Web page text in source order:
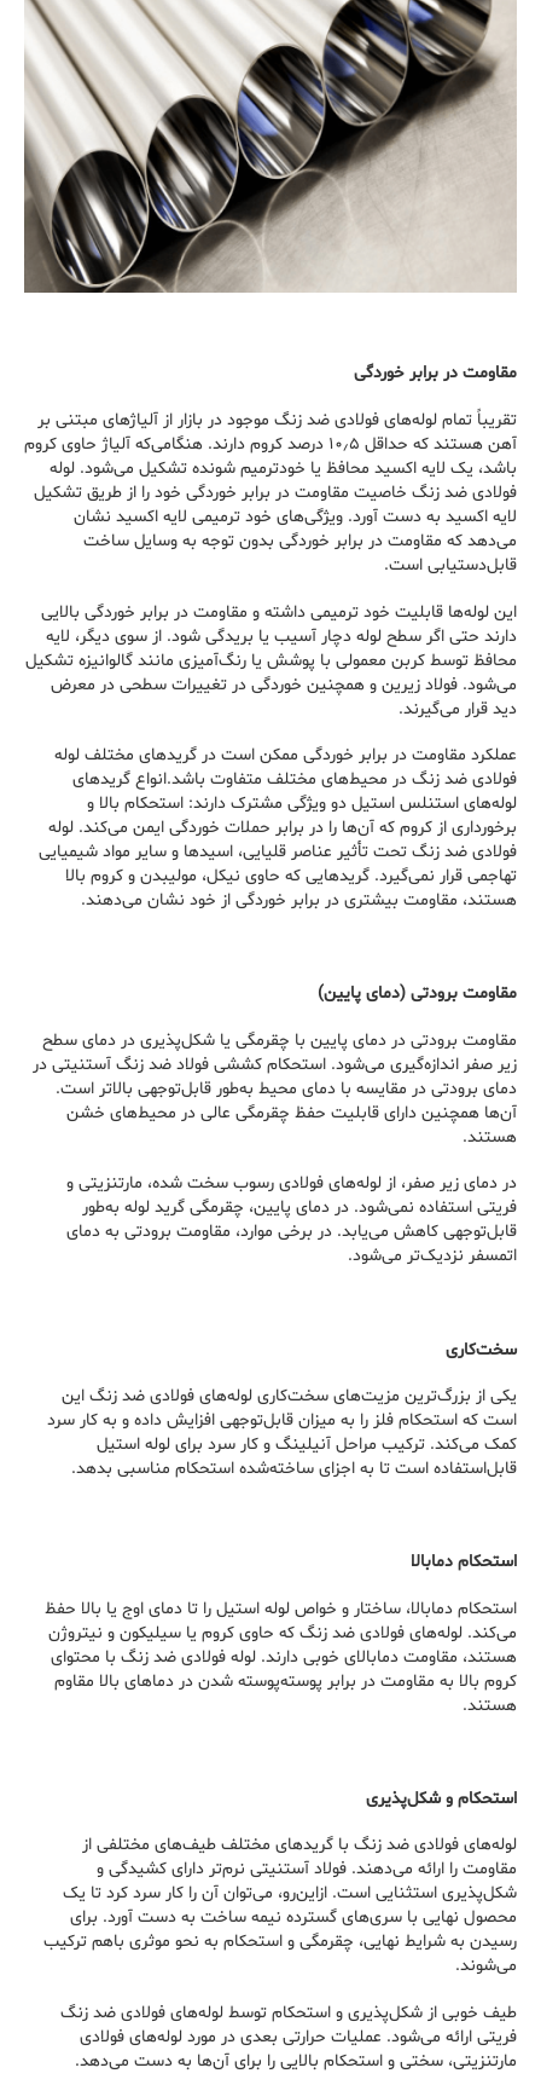
مقاومت در برابر خوردگی
تقریباً تمام لوله‌های فولادی ضد زنگ موجود در بازار از آلیاژهای مبتنی بر
آهن هستند که حداقل ۱۰٫۵ درصد کروم دارند. هنگامی‌که آلیاژ حاوی کروم
باشد، یک لایه اکسید محافظ یا خودترمیم شونده تشکیل می‌شود. لوله
فولادی ضد زنگ خاصیت مقاومت در برابر خوردگی خود را از طریق تشکیل
لایه اکسید به دست آورد. ویژگی‌های خود ترمیمی لایه اکسید نشان
می‌دهد که مقاومت در برابر خوردگی بدون توجه به وسایل ساخت
قابل‌دستیابی است.
این لوله‌ها قابلیت خود ترمیمی داشته و مقاومت در برابر خوردگی بالایی
دارند حتی اگر سطح لوله دچار آسیب یا بریدگی شود. از سوی دیگر، لایه
محافظ توسط کربن معمولی با پوشش یا رنگ‌آمیزی مانند گالوانیزه تشکیل
می‌شود. فولاد زیرین و همچنین خوردگی در تغییرات سطحی در معرض
دید قرار می‌گیرند.
عملکرد مقاومت در برابر خوردگی ممکن است در گریدهای مختلف لوله
فولادی ضد زنگ در محیط‌های مختلف متفاوت باشد.انواع گریدهای
لوله‌های استنلس استیل دو ویژگی مشترک دارند: استحکام بالا و
برخورداری از کروم که آن‌ها را در برابر حملات خوردگی ایمن می‌کند. لوله
فولادی ضد زنگ تحت تأثیر عناصر قلیایی، اسیدها و سایر مواد شیمیایی
تهاجمی قرار نمی‌گیرد. گریدهایی که حاوی نیکل، مولیبدن و کروم بالا
هستند، مقاومت بیشتری در برابر خوردگی از خود نشان می‌دهند.
مقاومت برودتی (دمای پایین)
مقاومت برودتی در دمای پایین با چقرمگی یا شکل‌پذیری در دمای سطح
زیر صفر اندازه‌گیری می‌شود. استحکام کششی فولاد ضد زنگ آستنیتی در
دمای برودتی در مقایسه با دمای محیط به‌طور قابل‌توجهی بالاتر است.
آن‌ها همچنین دارای قابلیت حفظ چقرمگی عالی در محیط‌های خشن
هستند.
در دمای زیر صفر، از لوله‌های فولادی رسوب سخت شده، مارتنزیتی و
فریتی استفاده نمی‌شود. در دمای پایین، چقرمگی گرید لوله به‌طور
قابل‌توجهی کاهش می‌یابد. در برخی موارد، مقاومت برودتی به دمای
اتمسفر نزدیک‌تر می‌شود.
سخت‌کاری
یکی از بزرگ‌ترین مزیت‌های سخت‌کاری لوله‌های فولادی ضد زنگ این
است که استحکام فلز را به میزان قابل‌توجهی افزایش داده و به کار سرد
کمک می‌کند. ترکیب مراحل آنیلینگ و کار سرد برای لوله استیل
قابل‌استفاده است تا به اجزای ساخته‌شده استحکام مناسبی بدهد.
استحکام دمابالا
استحکام دمابالا، ساختار و خواص لوله استیل را تا دمای اوج یا بالا حفظ
می‌کند. لوله‌های فولادی ضد زنگ که حاوی کروم یا سیلیکون و نیتروژن
هستند، مقاومت دمابالای خوبی دارند. لوله فولادی ضد زنگ با محتوای
کروم بالا به مقاومت در برابر پوسته‌پوسته شدن در دماهای بالا مقاوم
هستند.
استحکام و شکل‌پذیری
لوله‌های فولادی ضد زنگ با گریدهای مختلف طیف‌های مختلفی از
مقاومت را ارائه می‌دهند. فولاد آستنیتی نرم‌تر دارای کشیدگی و
شکل‌پذیری استثنایی است. ازاین‌رو، می‌توان آن را کار سرد کرد تا یک
محصول نهایی با سری‌های گسترده نیمه ساخت به دست آورد. برای
رسیدن به شرایط نهایی، چقرمگی و استحکام به نحو موثری باهم ترکیب
می‌شوند.
طیف خوبی از شکل‌پذیری و استحکام توسط لوله‌های فولادی ضد زنگ
فریتی ارائه می‌شود. عملیات حرارتی بعدی در مورد لوله‌های فولادی
مارتنزیتی، سختی و استحکام بالایی را برای آن‌ها به دست می‌دهد.